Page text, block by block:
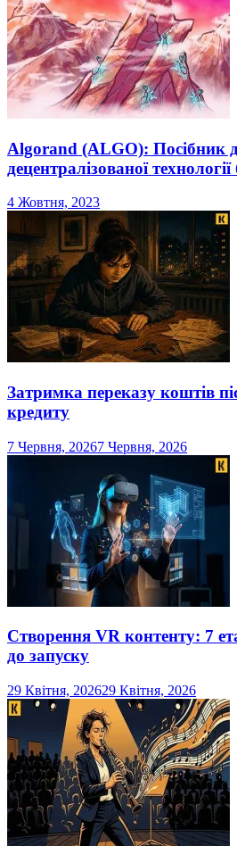
Algorand (ALGO): Посібник
децентралізованої
4 Жовтня, 2023
Затримка переказу коштів
кредиту
7 Червня, 20267 Червня, 2026
Створення VR контенту: 7
до запуску
29 Квітня, 202629 Квітня, 2026